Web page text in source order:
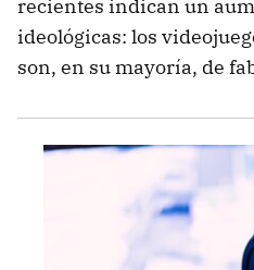
recientes indican un
ideológicas: los
son, en su mayoría, de